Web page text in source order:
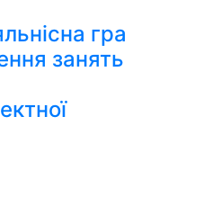
гра
занять